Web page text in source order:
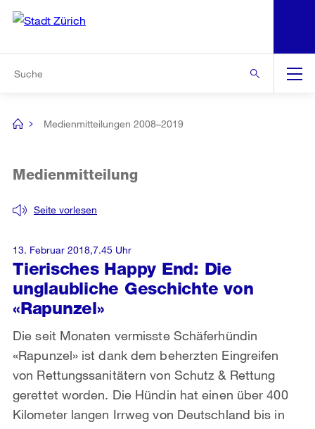
Navigation
[no
Medienmitteilungen 2008–2019
Tierisches Happy End: Die
unglaubliche Geschichte von
«Rapunzel»
Seite vorlesen
Medienmitteilung
Die seit Monaten vermisste Schäferhündin
«Rapunzel» ist dank dem beherzten Eingreifen
von Rettungssanitätern von Schutz & Rettung
gerettet worden. Die Hündin hat einen über 400
Kilometer langen Irrweg von Deutschland bis in
13. Februar 2018,7.45 Uhr